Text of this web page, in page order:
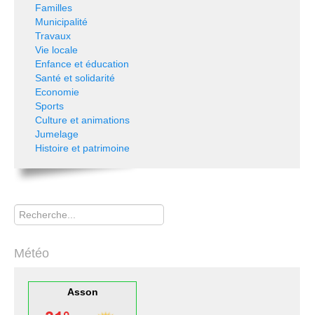
Familles
Municipalité
Travaux
Vie locale
Enfance et éducation
Santé et solidarité
Economie
Sports
Culture et animations
Jumelage
Histoire et patrimoine
Rechercher
Météo
Asson